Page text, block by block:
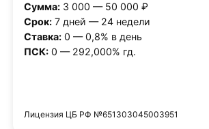
Сумма:3 000 — 50 000 ₽
Срок:7 дней — 24 недели
Ставка:0 — 0,8% в день
ПСК:0 — 292,000% гд.
Лицензия ЦБ РФ №651303045003951